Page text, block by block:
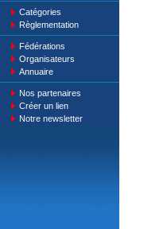
Catégories
Règlementation
Fédérations
Organisateurs
Annuaire
Nos partenaires
Créer un lien
Notre newsletter